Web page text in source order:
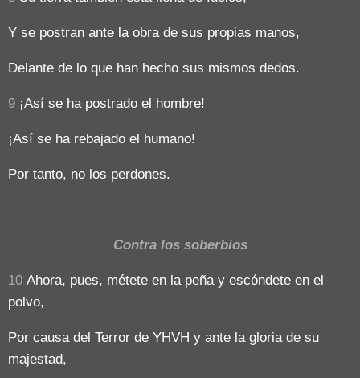
Y se postran ante la obra de sus propias manos,
Delante de lo que han hecho sus mismos dedos.
9 ¡Así se ha postrado el hombre!
¡Así se ha rebajado el humano!
Por tanto, no los perdones.
Contra los soberbios
10 Ahora, pues, métete en la peña y escóndete en el
polvo,
Por causa del Terror de YHVH y ante la gloria de su
majestad,